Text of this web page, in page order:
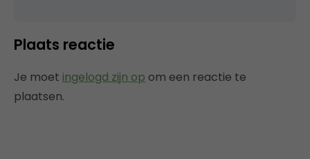
Plaats reactie
Je moet ingelogd zijn op om een reactie te
plaatsen.